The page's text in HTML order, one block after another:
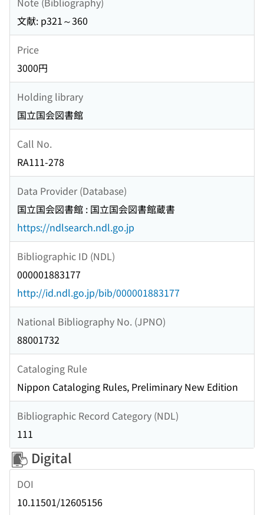
文献: p321～360
Price
3000円
Holding library
国立国会図書館
Call No.
RA111-278
Data Provider (Database)
国立国会図書館 : 国立国会図書館蔵書
https://ndlsearch.ndl.go.jp
Bibliographic ID (NDL)
000001883177
http://id.ndl.go.jp/bib/000001883177
National Bibliography No. (JPNO)
88001732
Cataloging Rule
Nippon Cataloging Rules, Preliminary New Edition
Bibliographic Record Category (NDL)
111
Digital
DOI
10.11501/12605156